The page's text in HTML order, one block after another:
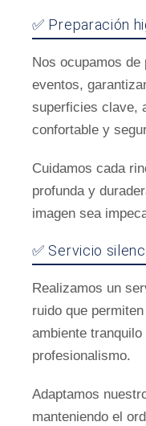
✅ Preparación
Nos ocupamos de
eventos,
superficies clave,
confortable y
Cuidamos cada
profunda y
imagen sea
✅ Servicio
Realizamos un
ruido que
ambiente
profesionalismo.
Adaptamos
manteniendo el